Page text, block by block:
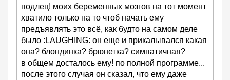
подлец! моих беременных мозгов на тот момент
хватило только на то чтоб начать ему
предъявлять это всё, как будто на самом деле
было :LAUGHING: он еще и прикалывался какая
она? блондинка? брюнетка? симпатичная?
в общем досталось ему! по полной программе...
после этого случая он сказал, что ему даже